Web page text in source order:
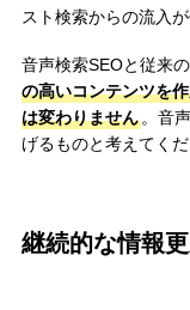
スト検索からの流入
音声検索SEOと従来
の高いコンテンツを
は変わりません。音
げるものと考えてくだ
継続的な情報